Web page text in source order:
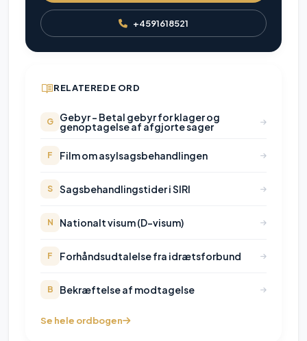
+4591618521
RELATEREDE ORD
G Gebyr - Betal gebyr for klager og
genoptagelse af afgjorte sager
F Film om asylsagsbehandlingen
S Sagsbehandlingstider i SIRI
N Nationalt visum (D-visum)
F Forhåndsudtalelse fra idrætsforbund
B Bekræftelse af modtagelse
Se hele ordbogen